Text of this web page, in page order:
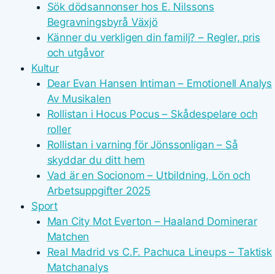
Sök dödsannonser hos E. Nilssons
Begravningsbyrå Växjö
Känner du verkligen din familj? – Regler, pris
och utgåvor
Kultur
Dear Evan Hansen Intiman – Emotionell Analys
Av Musikalen
Rollistan i Hocus Pocus – Skådespelare och
roller
Rollistan i varning för Jönssonligan – Så
skyddar du ditt hem
Vad är en Socionom – Utbildning, Lön och
Arbetsuppgifter 2025
Sport
Man City Mot Everton – Haaland Dominerar
Matchen
Real Madrid vs C.F. Pachuca Lineups – Taktisk
Matchanalys